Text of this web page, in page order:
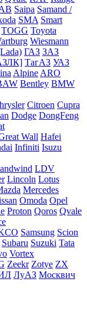
Saipa Samand /
SMA Smart
TOGG Toyota
Wiesmann
ГАЗ ЗАЗ
ТагАЗ УАЗ
Alpine ARO
Bentley BMW
Citroen Cupra
Dodge DongFeng
Wall Hafei
Infiniti Isuzu
LDV
Lincoln Lotus
Mercedes
Omoda Opel
Proton Qoros Qvale
Samsung Scion
Subaru Suzuki Tata
Vortex
Zeekr Zotye ZX
ЛуАЗ Москвич